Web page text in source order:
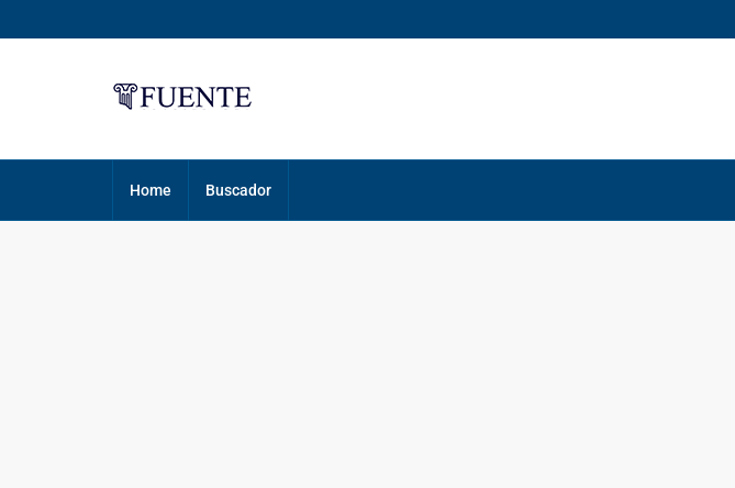
Home Buscador